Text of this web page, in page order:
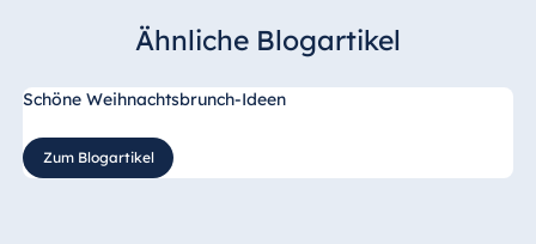
Ähnliche Blogartikel
Schöne Weihnachtsbrunch-Ideen
Zum Blogartikel